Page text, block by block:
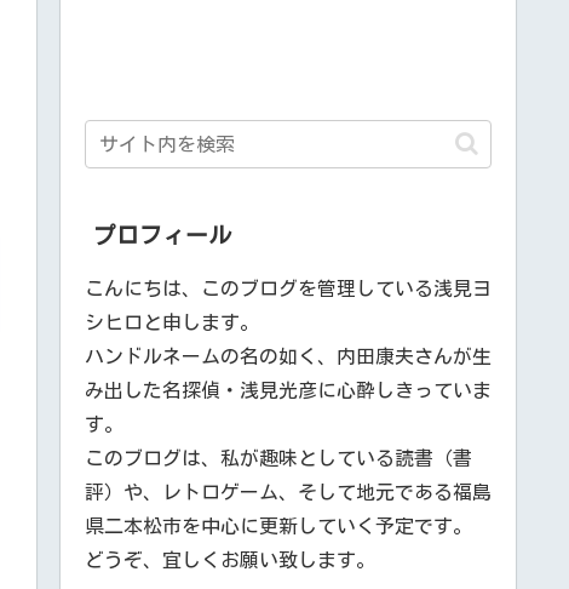
プロフィール
こんにちは、このブログを管理している浅見ヨ
シヒロと申します。
ハンドルネームの名の如く、内田康夫さんが生
み出した名探偵・浅見光彦に心酔しきっていま
す。
このブログは、私が趣味としている読書（書
評）や、レトロゲーム、そして地元である福島
県二本松市を中心に更新していく予定です。
どうぞ、宜しくお願い致します。